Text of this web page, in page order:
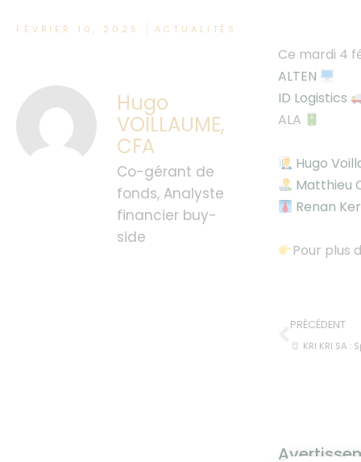
FÉVRIER 10, 2025 ACTUALITÉS
Hugo
VOILLAUME,
CFA
Co-gérant de
fonds, Analyste
financier buy-
side
Ce mardi 4
ALTEN
ID Logistics
ALA
Hugo
Matthieu
Renan
Pour plus
PRÉCÉDENT
KRI KRI SA